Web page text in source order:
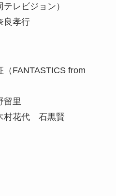
レビジョン）
良孝行
FANTASTICS from
里
花代 石黒賢